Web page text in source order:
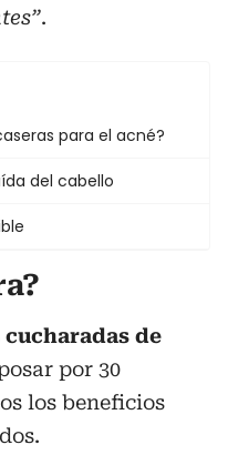
.
para el acné?
del cabello
cucharadas de
por 30
los beneficios